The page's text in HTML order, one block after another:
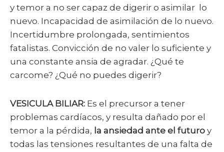
y temor a no ser capaz de digerir o asimilar lo
nuevo. Incapacidad de asimilación de lo nuevo.
Incertidumbre prolongada, sentimientos
fatalistas. Convicción de no valer lo suficiente y
una constante ansia de agradar. ¿Qué te
carcome? ¿Qué no puedes digerir?
VESICULA BILIAR: Es el precursor a tener
problemas cardíacos, y resulta dañado por el
temor a la pérdida, la ansiedad ante el futuro y
todas las tensiones resultantes de una falta de